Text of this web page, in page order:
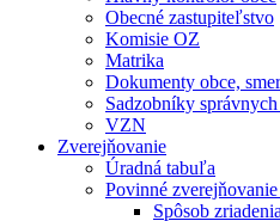
Obecné zastupiteľstvo
Komisie OZ
Matrika
Dokumenty obce,
Sadzobníky
VZN
Zverejňovanie
Úradná tabuľa
Povinné
Spôsob